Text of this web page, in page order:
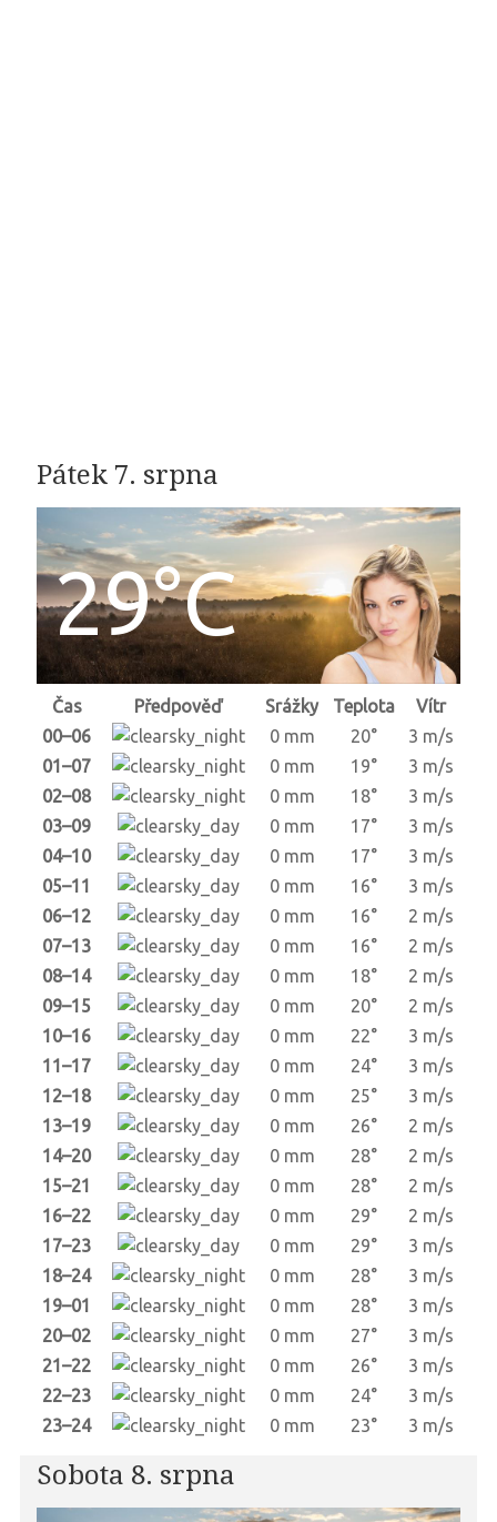
Pátek 7. srpna
29°C
Čas Předpověď Srážky Teplota
Vítr
00–06
0 mm 20°
3 m/s
01–07
0 mm 19°
3 m/s
02–08
0 mm 18°
3 m/s
03–09
0 mm 17°
3 m/s
04–10
0 mm 17°
3 m/s
05–11
0 mm 16°
3 m/s
06–12
0 mm 16°
2 m/s
07–13
0 mm 16°
2 m/s
08–14
0 mm 18°
2 m/s
09–15
0 mm 20°
2 m/s
10–16
0 mm 22°
3 m/s
11–17
0 mm 24°
3 m/s
12–18
0 mm 25°
3 m/s
13–19
0 mm 26°
2 m/s
14–20
0 mm 28°
2 m/s
15–21
0 mm 28°
2 m/s
16–22
0 mm 29°
2 m/s
17–23
0 mm 29°
3 m/s
18–24
0 mm 28°
3 m/s
19–01
0 mm 28°
3 m/s
20–02
0 mm 27°
3 m/s
21–22
0 mm 26°
3 m/s
22–23
0 mm 24°
3 m/s
23–24
0 mm 23° 3 m/s
Sobota 8. srpna